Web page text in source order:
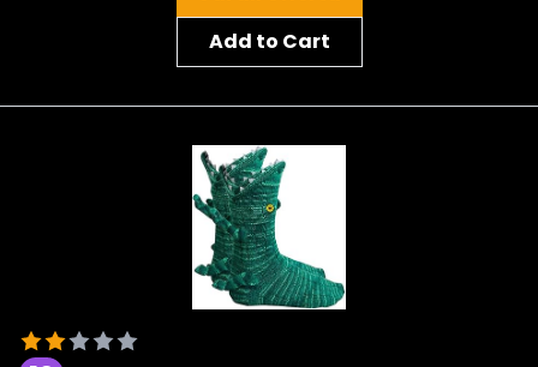
Add to Cart